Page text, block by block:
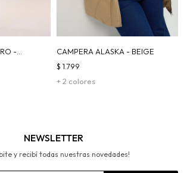
-
CAMPERA ALASKA - BEIGE
+ 2 colores
$ 1.799
NEWSLETTER
y recibí todas nuestras novedades!